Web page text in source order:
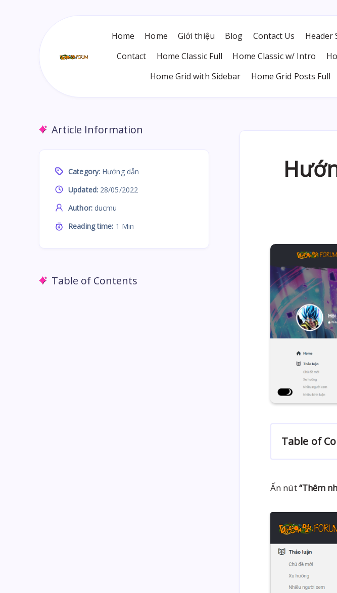
Home Home Giới thiệu Blog Contact Us Header
Contact
Home Classic Full Home Classic w/ Intro
Home Grid with Sidebar
Home Grid Posts Full
Table of
Ấn nút“Thêm
Article Information
Category: Hướng dẫn
Updated:28/05/2022
Author: ducmu
Reading time: 1 Min
Table of Contents